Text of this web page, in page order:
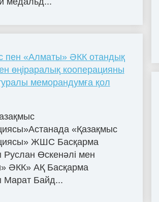
пен «Алматы» ӘКК отандық
өңіраралық кооперацияны
меморандумға қол
«Қазақмыс
ЖШС Басқарма
Руслан Өскенәлі мен
ӘКК» АҚ Басқарма
Марат Байд...